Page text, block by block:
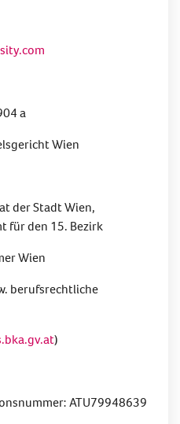
a
Wien
der Stadt Wien,
für den 15. Bezirk
Wien
berufsrechtliche
)
ATU79948639